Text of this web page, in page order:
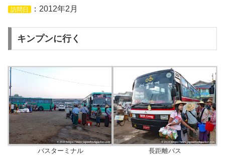
訪問日 ：2012年2月
キンプンに行く
バスターミナル 長距離バス